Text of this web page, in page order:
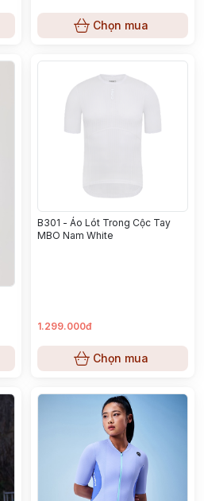
Chọn mua
B301 - Áo Lót Trong Cộc Tay
MBO Nam White
1.299.000đ
Chọn mua